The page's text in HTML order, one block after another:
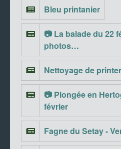
Bleu printanier
📷 La balade du 22
photos…
Nettoyage de
📷 Plongée en
février
Fagne du Setay -